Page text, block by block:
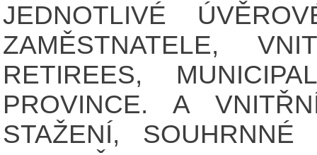
JEDNOTLIVÉ
ZAMĚSTNATELE,
RETIREES,
PROVINCE. A
STAŽENÍ,